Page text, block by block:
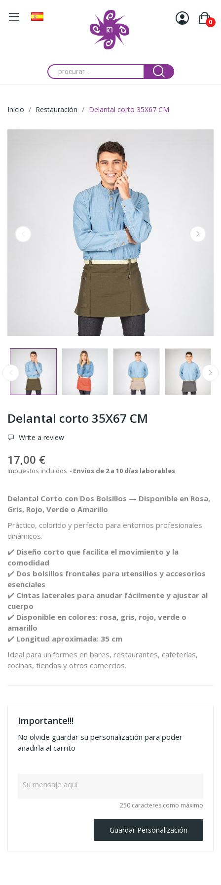
0
Inicio Restauración Delantal corto 35X67 CM
Delantal corto 35X67 CM
Write a review
17,00 €
Impuestos incluidos Envíos de 2 a 10 días laborables
Delantal Corto con Dos Bolsillos — Disponible en Rosa,
Gris, Rojo, Verde o Amarillo
Práctico, colorido y perfecto para entornos profesionales
dinámicos.
✔️ Diseño corto que facilita el movimiento y la
comodidad
✔️ Dos bolsillos frontales para utensilios y accesorios
esenciales
✔️ Cintas laterales para anudar fácilmente y ajustar al
cuerpo
✔️ Disponible en colores: rosa, gris, rojo, verde o
amarillo
✔️ Longitud aproximada: 35 cm
Ideal para uniformes en bares, restaurantes, cafeterías,
cocinas, tiendas y otros comercios.
Importante!!!
No olvide guardar su personalización para poder
añadirla al carrito
250 caracteres como máximo
Guardar Personalización